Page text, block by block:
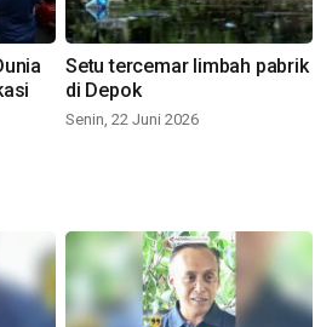
Setu tercemar limbah pabrik
di Depok
Senin, 22 Juni 2026